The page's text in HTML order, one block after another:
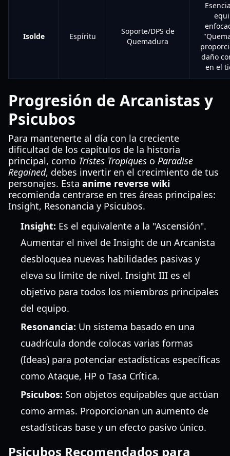
Isolde Espíritu
Soporte/DPS de
Quemadura
daño
en el
Progresión de Arcanistas y
Psicubos
Para mantenerte al día con la creciente
dificultad de los capítulos de la historia
principal, como Tristes Tropiques o Paradise
Regained, debes invertir en el crecimiento de tus
personajes. Esta anime reverse wiki
recomienda centrarse en tres áreas principales:
Insight, Resonancia y Psicubos.
Insight: Es el equivalente a la "Ascensión".
Aumentar el nivel de Insight de un Arcanista
desbloquea nuevas habilidades pasivas y
eleva su límite de nivel. Insight III es el
objetivo para todos los miembros principales
del equipo.
Resonancia: Un sistema basado en una
cuadrícula donde colocas varias formas
(Ideas) para potenciar estadísticas específicas
como Ataque, HP o Tasa Crítica.
Psicubos: Son objetos equipables que actúan
como armas. Proporcionan un aumento de
estadísticas base y un efecto pasivo único.
Psicubos Recomendados para